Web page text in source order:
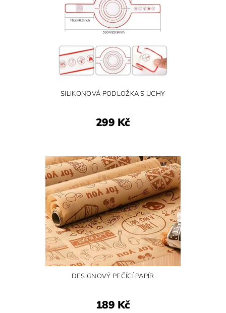
SILIKONOVÁ PODLOŽKA S UCHY
299 Kč
DESIGNOVÝ PEČÍCÍ PAPÍR
189 Kč